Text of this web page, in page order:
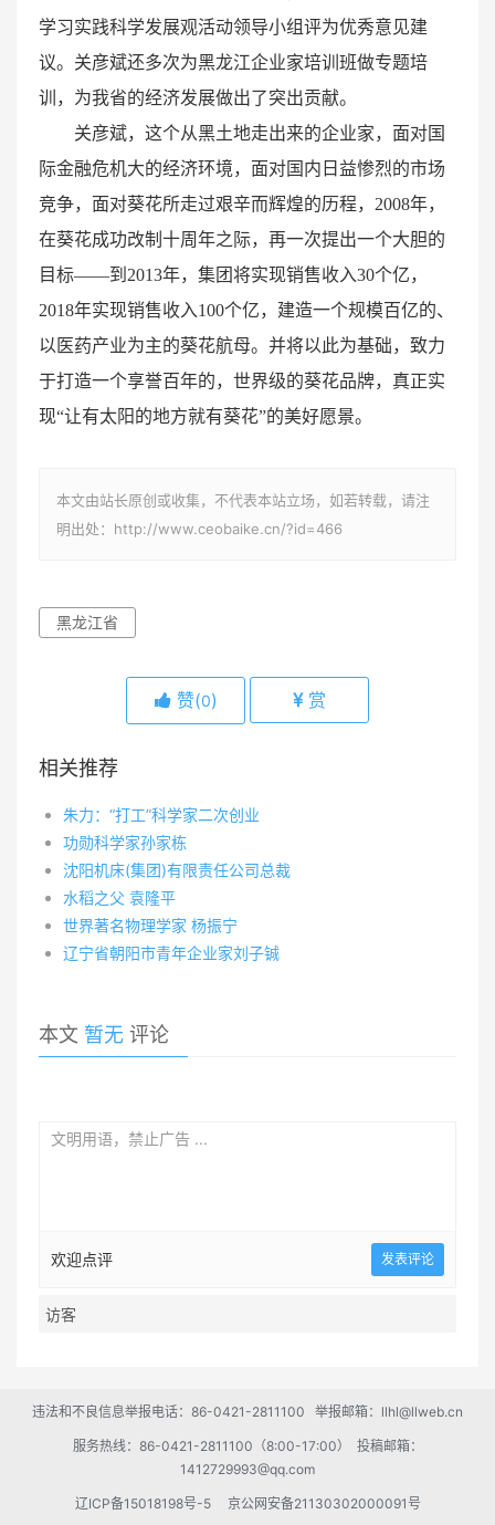
学习实践科学发展观活动领导小组评为优秀意见建
议。关彦斌还多次为黑龙江企业家培训班做专题培
训，为我省的经济发展做出了突出贡献。
关彦斌，这个从黑土地走出来的企业家，面对国
际金融危机大的经济环境，面对国内日益惨烈的市场
竞争，面对葵花所走过艰辛而辉煌的历程，2008年，
在葵花成功改制十周年之际，再一次提出一个大胆的
目标——到2013年，集团将实现销售收入30个亿，
2018年实现销售收入100个亿，建造一个规模百亿的、
以医药产业为主的葵花航母。并将以此为基础，致力
于打造一个享誉百年的，世界级的葵花品牌，真正实
现“让有太阳的地方就有葵花”的美好愿景。
本文由站长原创或收集，不代表本站立场，如若转载，请注
明出处：http://www.ceobaike.cn/?id=466
黑龙江省
赞(0) 赏
相关推荐
朱力：“打工”科学家二次创业
功勋科学家孙家栋
沈阳机床(集团)有限责任公司总裁
水稻之父 袁隆平
世界著名物理学家 杨振宁
辽宁省朝阳市青年企业家刘子铖
本文 暂无 评论
欢迎点评
违法和不良信息举报电话：86-0421-2811100 举报邮箱：llhl@llweb.cn
服务热线：86-0421-2811100（8:00-17:00） 投稿邮箱：
1412729993@qq.com
辽ICP备15018198号-5 京公网安备21130302000091号